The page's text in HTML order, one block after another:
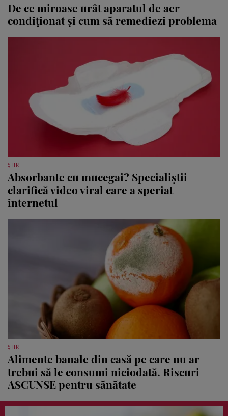
De ce miroase urât aparatul de aer
condiționat și cum să remediezi problema
ȘTIRI
Absorbante cu mucegai? Specialiștii
clarifică video viral care a speriat
internetul
ȘTIRI
Alimente banale din casă pe care nu ar
trebui să le consumi niciodată. Riscuri
ASCUNSE pentru sănătate